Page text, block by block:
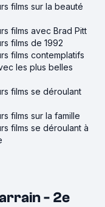
films sur la beauté
films avec Brad Pitt
films de 1992
films contemplatifs
les plus belles
films se déroulant
films sur la famille
films se déroulant à
- 2e